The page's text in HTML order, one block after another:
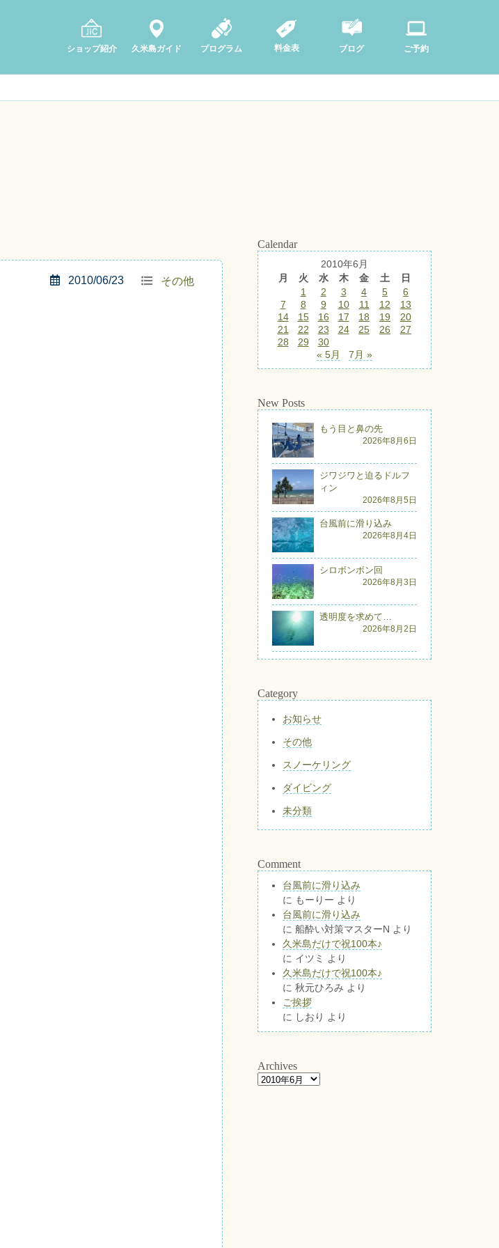
ショップ紹介 久米島ガイド プログラム 料金表 ブログ ご予約
その他
2010/06/23
Calendar
2010年6月
月
火 水 木 金 土
日
1
2 3 4 5
6
7
8 9 10 11 12
13
14
15 16 17 18 19
20
21
22 23 24 25 26
27
28
29
30
« 5月
7月 »
New Posts
もう目と鼻の先
2026年8月6日
ジワジワと迫るドルフ
ィン
2026年8月5日
台風前に滑り込み
2026年8月4日
シロボンボン回
2026年8月3日
透明度を求めて…
2026年8月2日
Category
お知らせ
その他
スノーケリング
ダイビング
未分類
Comment
台風前に滑り込み
に もーりー より
台風前に滑り込み
に 船酔い対策マスターN より
久米島だけで祝100本♪
に イツミ
より
久米島だけで祝100本♪
に 秋元ひろみ より
ご挨拶
に しおり より
Archives